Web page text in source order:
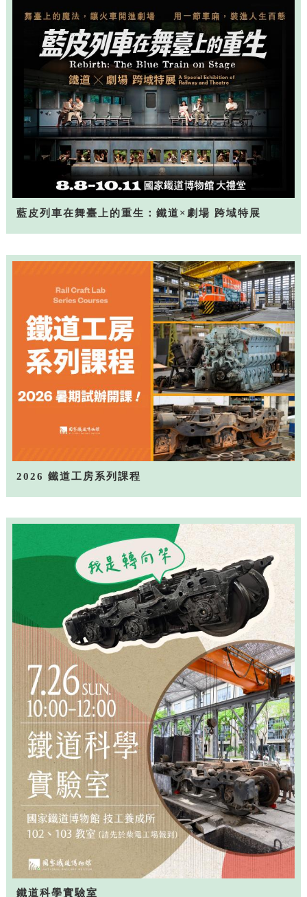
藍皮列車在舞臺上的重生：鐵道×劇場 跨域特展
2026 鐵道工房系列課程
鐵道科學實驗室